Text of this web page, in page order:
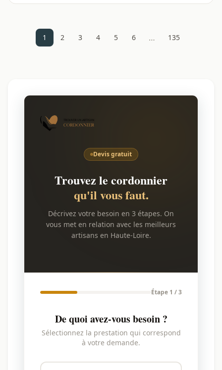
1 2 3 4 5 6 … 135
Devis gratuit
Trouvez le cordonnier
qu'il vous faut.
Décrivez votre besoin en 3 étapes. On
vous met en relation avec les meilleurs
artisans en Haute-Loire.
Étape 1 / 3
De quoi avez-vous besoin ?
Sélectionnez la prestation qui correspond
à votre demande.